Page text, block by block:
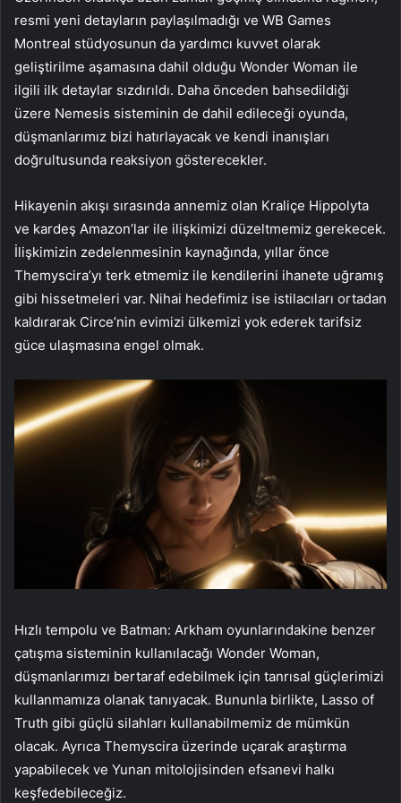
resmi yeni detayların paylaşılmadığı ve WB Games
Montreal stüdyosunun da yardımcı kuvvet olarak
geliştirilme aşamasına dahil olduğu Wonder Woman ile
ilgili ilk detaylar sızdırıldı. Daha önceden bahsedildiği
üzere Nemesis sisteminin de dahil edileceği oyunda,
düşmanlarımız bizi hatırlayacak ve kendi inanışları
doğrultusunda reaksiyon gösterecekler.
Hikayenin akışı sırasında annemiz olan Kraliçe Hippolyta
ve kardeş Amazon’lar ile ilişkimizi düzeltmemiz gerekecek.
İlişkimizin zedelenmesinin kaynağında, yıllar önce
Themyscira’yı terk etmemiz ile kendilerini ihanete uğramış
gibi hissetmeleri var. Nihai hedefimiz ise istilacıları ortadan
kaldırarak Circe’nin evimizi ülkemizi yok ederek tarifsiz
güce ulaşmasına engel olmak.
Hızlı tempolu ve Batman: Arkham oyunlarındakine benzer
çatışma sisteminin kullanılacağı Wonder Woman,
düşmanlarımızı bertaraf edebilmek için tanrısal güçlerimizi
kullanmamıza olanak tanıyacak. Bununla birlikte, Lasso of
Truth gibi güçlü silahları kullanabilmemiz de mümkün
olacak. Ayrıca Themyscira üzerinde uçarak araştırma
yapabilecek ve Yunan mitolojisinden efsanevi halkı
keşfedebileceğiz.